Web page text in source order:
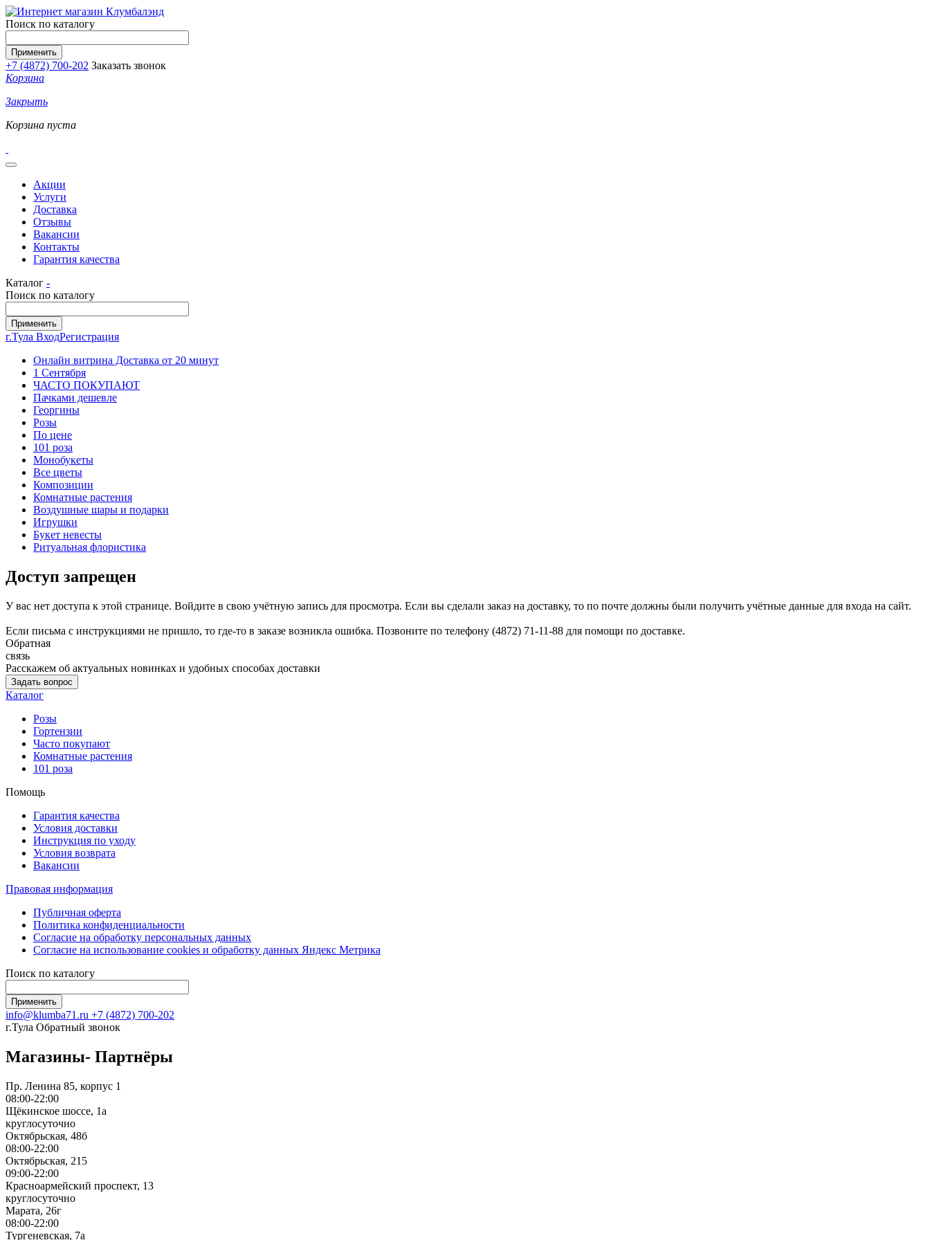
Перейти к основному содержанию
Поиск по каталогу
+7 (4872) 700-202 Заказать звонок
Корзина
Закрыть
Корзина пуста
Акции
Услуги
Доставка
Отзывы
Вакансии
Контакты
Гарантия качества
Каталог -
Поиск по каталогу
г.Тула ВходРегистрация
Онлайн витрина Доставка от 20 минут
1 Сентября
ЧАСТО ПОКУПАЮТ
Пачками дешевле
Георгины
Розы
По цене
101 роза
Монобукеты
Все цветы
Композиции
Комнатные растения
Воздушные шары и подарки
Игрушки
Букет невесты
Ритуальная флористика
Доступ запрещен
У вас нет доступа к этой странице. Войдите в свою учётную запись для просмотра. Если вы сделали заказ на доставку, то по почте должны были получить учётные данные для входа на сайт.
Если письма с инструкциями не пришло, то где-то в заказе возникла ошибка. Позвоните по телефону (4872) 71-11-88 для помощи по доставке.
Обратная
связь
Расскажем об актуальных новинках и удобных способах доставки
Задать вопрос
Каталог
Розы
Гортензии
Часто покупают
Комнатные растения
101 роза
Помощь
Гарантия качества
Условия доставки
Инструкция по уходу
Условия возврата
Вакансии
Правовая информация
Публичная оферта
Политика конфиденциальности
Согласие на обработку персональных данных
Согласие на использование сookies и обработку данных Яндекс Метрика
Поиск по каталогу
info@klumba71.ru +7 (4872) 700-202
г.Тула Обратный звонок
Магазины- Партнёры
Пр. Ленина 85, корпус 1
08:00-22:00
Щёкинское шоссе, 1а
круглосуточно
Октябрьская, 48б
08:00-22:00
Октябрьская, 215
09:00-22:00
Красноармейский проспект, 13
круглосуточно
Марата, 26г
08:00-22:00
Тургеневская, 7а